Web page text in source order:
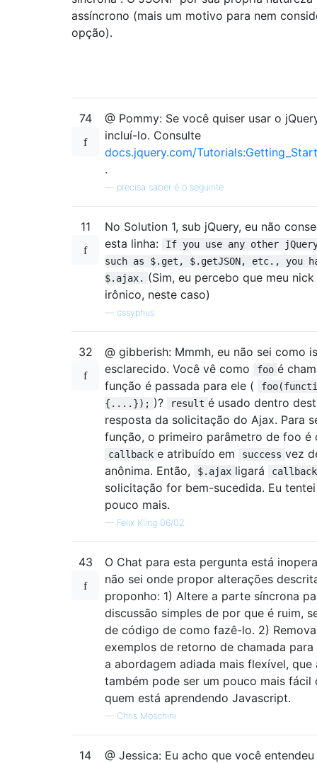
assíncrono (mais um motivo para nem
opção).
74
@ Pommy: Se você quiser usar o
incluí-lo. Consulte
docs.jquery.com/
.
precisa saber é o seguinte
11
No Solution 1, sub jQuery, eu não
esta linha:
If you use any other jQuery
such as $.get, $.getJSON, etc., you
$.ajax. (Sim, eu percebo que meu
irônico, neste caso)
cssyphus
32
@ gibberish: Mmmh, eu não sei como
esclarecido. Você vê como
foo é
função é passada para ele (
{....}); )? result é usado dentro
resposta da solicitação do Ajax. Para
função, o primeiro parâmetro de foo é
callback e atribuído em success vez
anônima. Então,
$.ajax ligará callback
solicitação for bem-sucedida. Eu
pouco mais.
— Felix Kling 06/02
43
O Chat para esta pergunta está
não sei onde propor alterações
proponho: 1) Altere a parte síncrona
discussão simples de por que é ruim,
de código de como fazê-lo. 2)
exemplos de retorno de chamada
a abordagem adiada mais flexível, que
também pode ser um pouco mais fácil
quem está aprendendo Javascript.
— Chris Moschini
14
@ Jessica: Eu acho que você